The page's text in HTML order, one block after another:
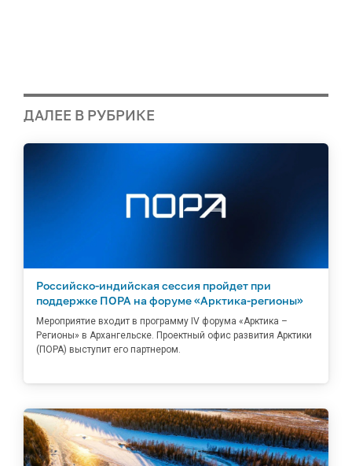
ДАЛЕЕ В РУБРИКЕ
Российско-индийская сессия пройдет при
поддержке ПОРА на форуме «Арктика-регионы»
Мероприятие входит в программу IV форума «Арктика –
Регионы» в Архангельске. Проектный офис развития Арктики
(ПОРА) выступит его партнером.